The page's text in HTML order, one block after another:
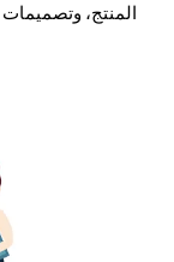
المنتج،